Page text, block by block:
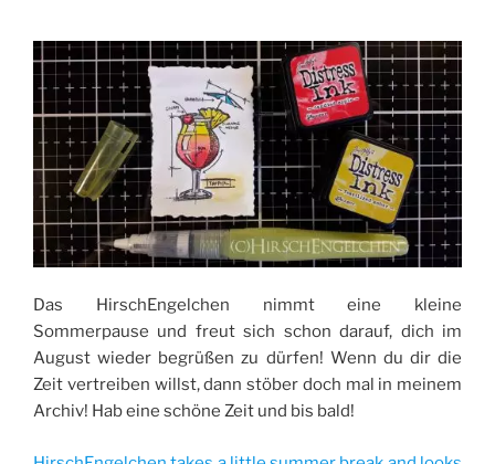
Das HirschEngelchen nimmt eine kleine
Sommerpause und freut sich schon darauf, dich im
August wieder begrüßen zu dürfen! Wenn du dir die
Zeit vertreiben willst, dann stöber doch mal in meinem
Archiv! Hab eine schöne Zeit und bis bald!